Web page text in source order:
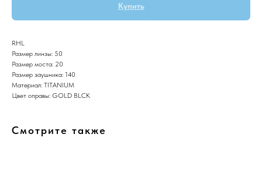
Купить
RHL
Размер линзы: 50
Размер моста: 20
Размер заушника: 140
Материал: TITANIUM
Цвет оправы: GOLD BLCK
Смотрите также